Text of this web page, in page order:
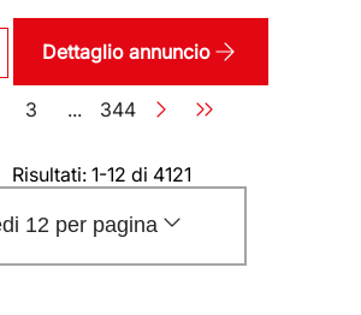
Dettaglio annuncio
Pagina
3 ... Pagina
344
Risultati: 1-12 di 4121
12 per pagina